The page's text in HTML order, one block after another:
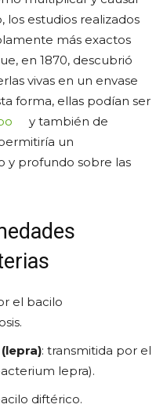
los estudios realizados
más exactos
en 1870, descubrió
vivas en un envase
forma, ellas podían ser
y también de
un
y profundo sobre las
el bacilo
: transmitida por el
lepra).
diftérico.